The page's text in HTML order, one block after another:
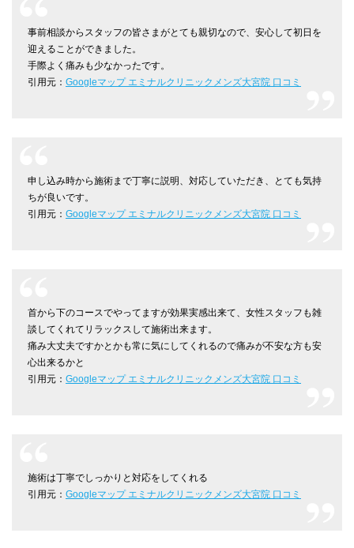
事前相談からスタッフの皆さまがとても親切なので、安心して初日を
迎えることができました。
手際よく痛みも少なかったです。
引用元： Googleマップ エミナルクリニックメンズ大宮院 口コミ
申し込み時から施術まで丁寧に説明、対応していただき、とても気持
ちが良いです。
引用元： Googleマップ エミナルクリニックメンズ大宮院 口コミ
首から下のコースでやってますが効果実感出来て、女性スタッフも雑
談してくれてリラックスして施術出来ます。
痛み大丈夫ですかとかも常に気にしてくれるので痛みが不安な方も安
心出来るかと
引用元： Googleマップ エミナルクリニックメンズ大宮院 口コミ
施術は丁寧でしっかりと対応をしてくれる
引用元： Googleマップ エミナルクリニックメンズ大宮院 口コミ